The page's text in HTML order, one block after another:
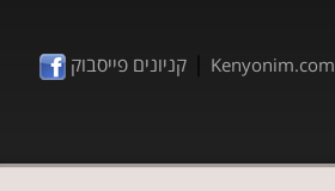
Kenyonim.com
|קניונים פייסבוק